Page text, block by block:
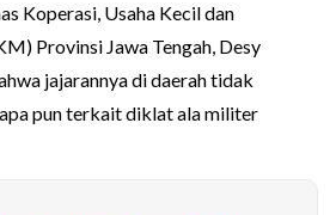
Koperasi, Usaha Kecil dan
Provinsi Jawa Tengah, Desy
jajarannya di daerah tidak
pun terkait diklat ala militer